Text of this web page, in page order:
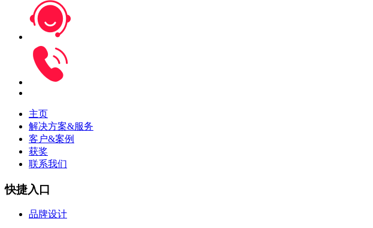
主页
解决方案&服务
客户&案例
获奖
联系我们
快捷入口
品牌设计